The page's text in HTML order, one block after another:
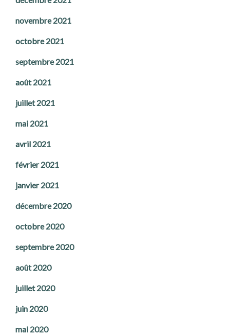
novembre 2021
octobre 2021
septembre 2021
août 2021
juillet 2021
mai 2021
avril 2021
février 2021
janvier 2021
décembre 2020
octobre 2020
septembre 2020
août 2020
juillet 2020
juin 2020
mai 2020